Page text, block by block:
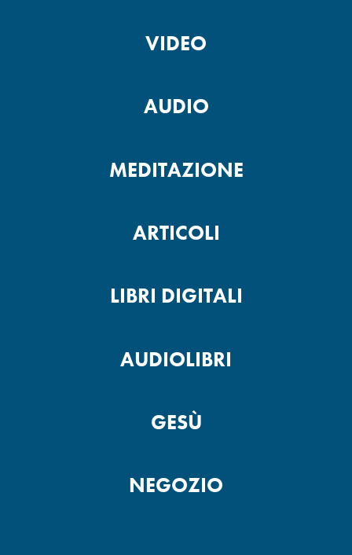
VIDEO
AUDIO
MEDITAZIONE
ARTICOLI
LIBRI DIGITALI
AUDIOLIBRI
GESÙ
NEGOZIO